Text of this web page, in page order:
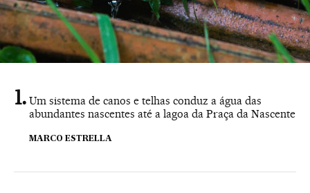
Um sistema de canos e telhas conduz a água das
abundantes nascentes até a lagoa da Praça da Nascente
MARCO ESTRELLA